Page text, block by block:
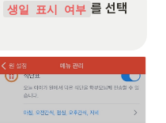
생일 표시 여부 를 선택